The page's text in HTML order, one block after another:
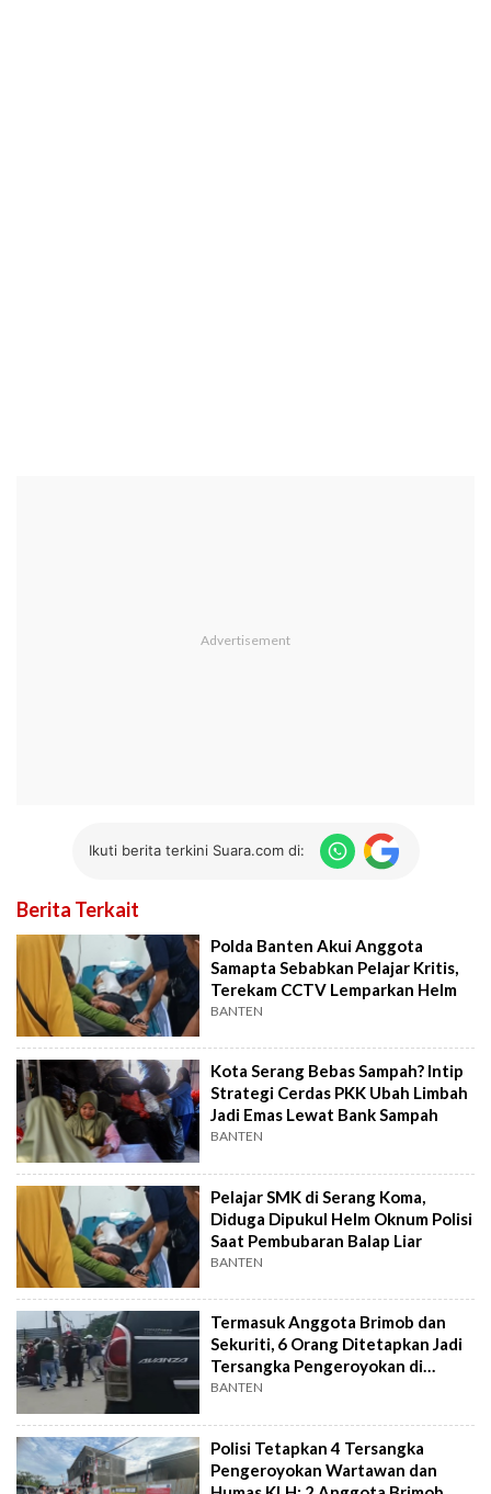
Ikuti berita terkini Suara.com di:
Berita Terkait
Polda Banten Akui Anggota
Samapta Sebabkan Pelajar Kritis,
Terekam CCTV Lemparkan Helm
BANTEN
Kota Serang Bebas Sampah? Intip
Strategi Cerdas PKK Ubah Limbah
Jadi Emas Lewat Bank Sampah
BANTEN
Pelajar SMK di Serang Koma,
Diduga Dipukul Helm Oknum Polisi
Saat Pembubaran Balap Liar
BANTEN
Termasuk Anggota Brimob dan
Sekuriti, 6 Orang Ditetapkan Jadi
Tersangka Pengeroyokan di
Serang
BANTEN
Polisi Tetapkan 4 Tersangka
Pengeroyokan Wartawan dan